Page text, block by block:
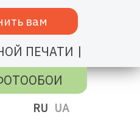
вам
ПЕЧАТИ |
RU UA